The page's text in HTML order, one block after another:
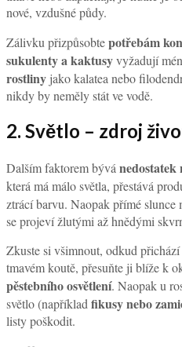
nové, vzdušné půdy.
Zálivku přizpůsobtepotřebám
sukulenty a kaktusyvyžadují
rostliny jako kalatea nebo
nikdy by neměly stát ve vodě.
2. Světlo – zdroj
Dalším faktorem bývánedostatek
která má málo světla, přestává
ztrácí barvu. Naopak přímé slunce
se projeví žlutými až hnědými
Zkuste si všimnout, odkud
tmavém koutě, přesuňte ji blíže k
pěstebního osvětlení. Naopak u
světlo (napříkladfikusy nebo
listy poškodit.